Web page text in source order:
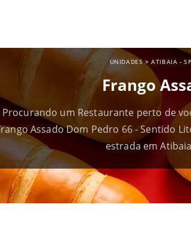
UNIDADES>ATIBAIA -SP
Frango
Procurando um Restaurante perto de
Assado Dom Pedro 66 - Sentido
estrada em